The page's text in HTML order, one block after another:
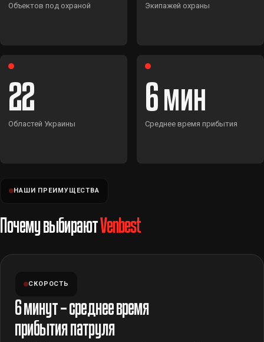
Объектов под охраной Экипажей охраны
22
Областей Украины
6
Среднее время прибытия
НАШИ ПРЕИМУЩЕСТВА
Почему выбираютVenbest
СКОРОСТЬ
6 минут – среднее время
прибытия патруля